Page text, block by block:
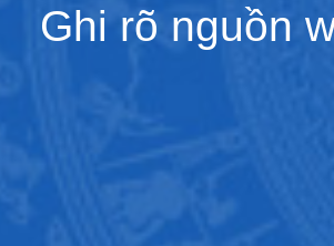
Ghi rõ nguồn